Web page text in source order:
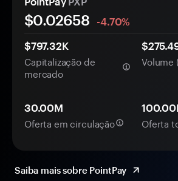
$0.02658
-4.70%
$797.32K
Capitalização de
mercado
Volume
30.00M
Oferta em circulação Oferta
Saiba mais sobre PointPay